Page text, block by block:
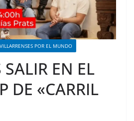
VILLARRENSES POR EL MUNDO
SALIR EN EL
DE «CARRIL